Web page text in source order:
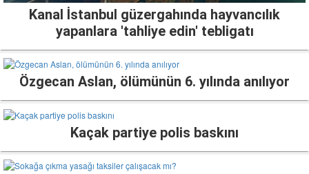
Kanal İstanbul güzergahında hayvancılık
yapanlara 'tahliye edin' tebligatı
Özgecan Aslan, ölümünün 6. yılında anılıyor
Kaçak partiye polis baskını